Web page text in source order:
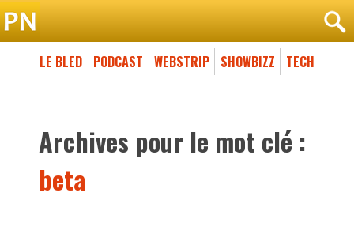
LE BLED PODCAST WEBSTRIP SHOWBIZZ TECH
Archives pour le mot clé :
beta